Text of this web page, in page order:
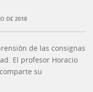
DE 2018
de las consignas
El profesor Horacio
su